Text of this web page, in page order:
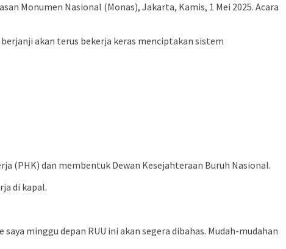
Monumen Nasional (Monas), Jakarta, Kamis, 1 Mei 2025. Acara
akan terus bekerja keras menciptakan sistem
(PHK) dan membentuk Dewan Kesejahteraan Buruh Nasional.
di kapal.
minggu depan RUU ini akan segera dibahas. Mudah-mudahan